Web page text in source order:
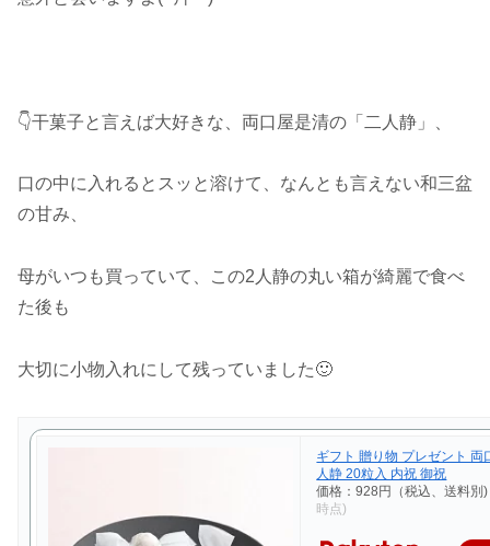
👇干菓子と言えば大好きな、両口屋是清の「二人静」、
口の中に入れるとスッと溶けて、なんとも言えない和三盆
の甘み、
母がいつも買っていて、この2人静の丸い箱が綺麗で食べ
た後も
大切に小物入れにして残っていました🙂
ギフト 贈り物 プレゼント 両
人静 20粒入 内祝 御祝
価格：928円（税込、送料別
時点)